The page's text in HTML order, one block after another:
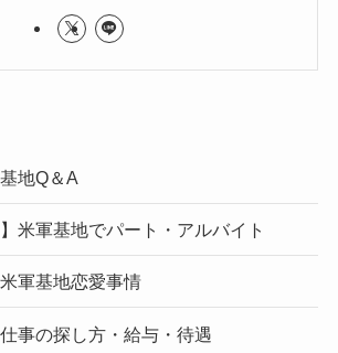
地Q＆A
】米軍基地でパート・アルバイト
米軍基地恋愛事情
仕事の探し方・給与・待遇